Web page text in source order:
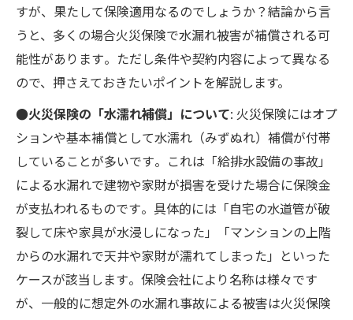
すが、果たして保険適用なるのでしょうか？結論から言
うと、多くの場合火災保険で水漏れ被害が補償される可
能性があります​。ただし条件や契約内容によって異なる
ので、押さえておきたいポイントを解説します。
●火災保険の「水濡れ補償」について: 火災保険にはオプ
ションや基本補償として水濡れ（みずぬれ）補償が付帯
していることが多いです​。これは「給排水設備の事故」
による水漏れで建物や家財が損害を受けた場合に保険金
が支払われるものです​。具体的には「自宅の水道管が破
裂して床や家具が水浸しになった」「マンションの上階
からの水漏れで天井や家財が濡れてしまった」といった
ケースが該当します​。保険会社により名称は様々です
が、一般的に想定外の水漏れ事故による被害は火災保険